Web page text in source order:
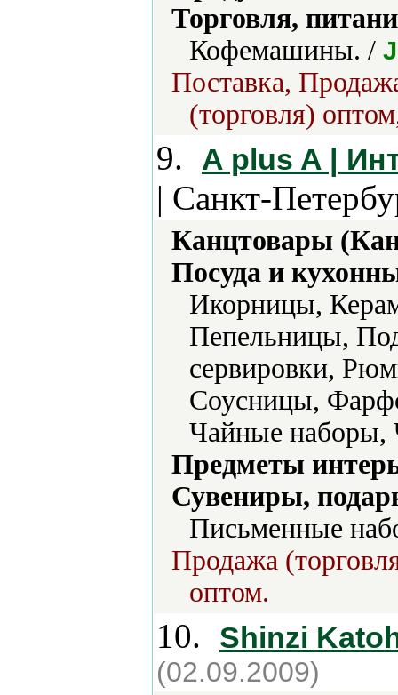
Торговля,
Кофемашины. /
Поставка,
(торговля)
9. A plus A |
| Санкт-
Канцтовары
Посуда и
Икорницы,
Пепельницы,
сервировки,
Соусницы,
Чайные
Предметы
Сувениры,
Письменные
Продажа
оптом.
10. Shinzi
(02.09.2009)